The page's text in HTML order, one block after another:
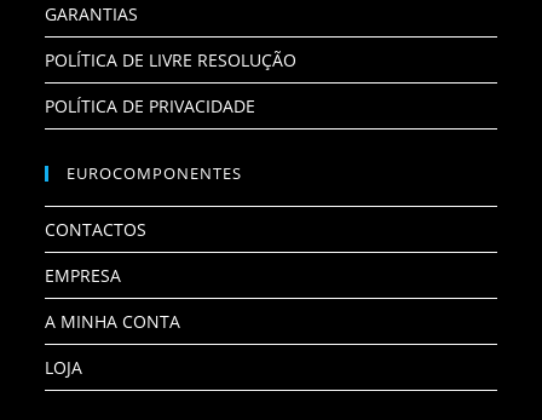
GARANTIAS
POLÍTICA DE LIVRE RESOLUÇÃO
POLÍTICA DE PRIVACIDADE
EUROCOMPONENTES
CONTACTOS
EMPRESA
A MINHA CONTA
LOJA